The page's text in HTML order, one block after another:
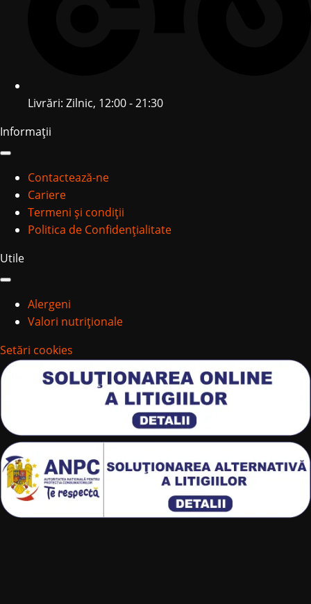
Livrări: Zilnic, 12:00 - 21:30
Informații
Contactează-ne
Cariere
Termeni și condiții
Politica de Confidențialitate
Utile
Alergeni
Valori nutriționale
Setări cookies